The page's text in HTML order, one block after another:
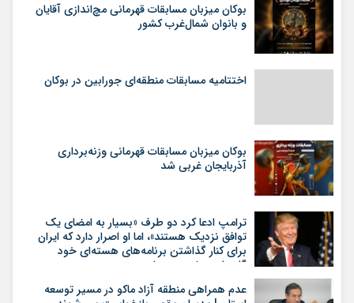
بوکان میزبان مسابقات قهرمانی مچ‌اندازی آقایان
و بانوان شمال‌غرب کشور
اختتامیه مسابقات منطقه‌ای جورابین در بوکان
بوکان میزبان مسابقات قهرمانی وزنه‌برداری
آذربایجان غربی شد
ترامپ ادعا کرد دو طرف «بسیار به امضای یک
توافق نزدیک هستند»، اما او اصرار دارد که ایران
برای کنار گذاشتن برنامه‌های هسته‌ای خود
گام‌های بیشتری بردارد
عدم همراهی منطقه آزاد ماکو در مسیر توسعه